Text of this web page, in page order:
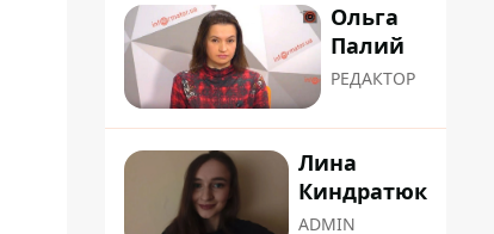
Ольга
Палий
РЕДАКТОР
Лина
Киндратюк
ADMIN